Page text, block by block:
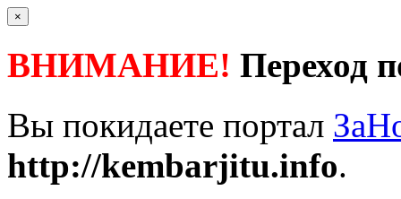
×
ВНИМАНИЕ! Переход
Вы покидаете портал
http://kembarjitu.info.